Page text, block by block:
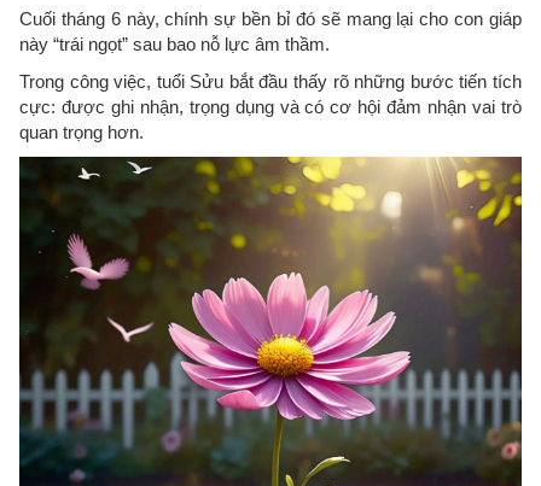
Cuối tháng 6 này, chính sự bền bỉ đó sẽ mang lại cho con giáp
này “trái ngọt” sau bao nỗ lực âm thầm.
Trong công việc, tuổi Sửu bắt đầu thấy rõ những bước tiến tích
cực: được ghi nhận, trọng dụng và có cơ hội đảm nhận vai trò
quan trọng hơn.